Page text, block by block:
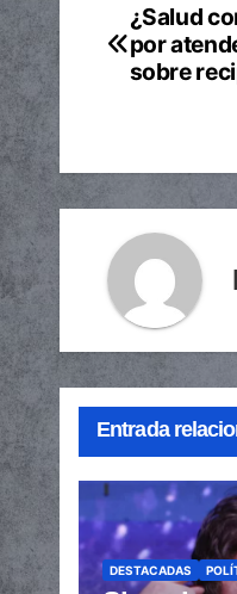
de
¿Salud
por
sobre
Entrada
DESTACADAS